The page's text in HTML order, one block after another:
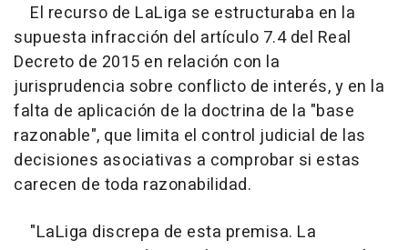
El recurso de LaLiga se estructuraba en la
supuesta infracción del artículo 7.4 del Real
Decreto de 2015 en relación con la
jurisprudencia sobre conflicto de interés, y en la
falta de aplicación de la doctrina de la "base
razonable", que limita el control judicial de las
decisiones asociativas a comprobar si estas
carecen de toda razonabilidad.
"LaLiga discrepa de esta premisa. La